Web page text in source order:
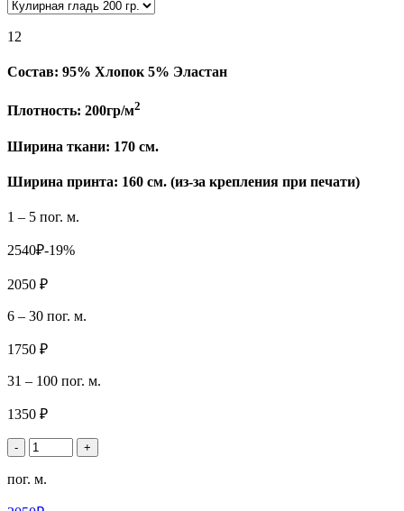
12
Состав: 95% Хлопок 5% Эластан
Плотность: 200гр/м2
Ширина ткани: 170 см.
Ширина принта: 160 см. (из-за крепления при печати)
1 – 5 пог. м.
2540₽-19%
2050 ₽
6 – 30 пог. м.
1750 ₽
31 – 100 пог. м.
1350 ₽
- +
пог. м.